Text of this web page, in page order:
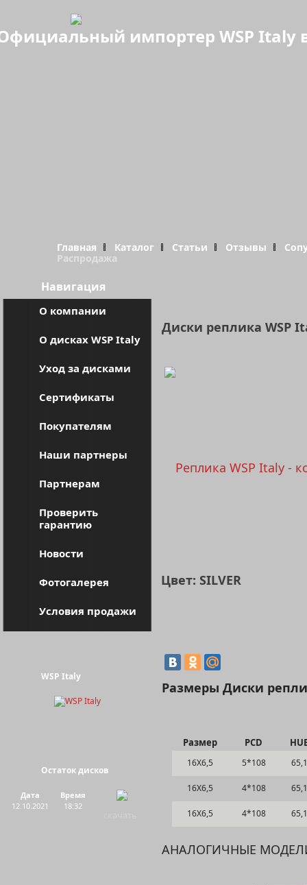
импортер WSP Italy
Главная Каталог Статьи Отзывы
Распродажа
Диски реплика WSP
Цвет: SILVER
Размеры Диски
Размер PCD
16Х6,5 5*108 65,1
16Х6,5 4*108 65,1
16Х6,5 4*108 65,1
АНАЛОГИЧНЫЕ
Навигация
О компании
О дисках WSP Italy
Уход за дисками
Сертификаты
Покупателям
Наши партнеры
Партнерам
Проверить
гарантию
Новости
Фотогалерея
Условия продажи
WSP Italy
Остаток дисков
Дата
12.10.2021
Время
18:32